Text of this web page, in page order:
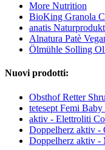
More Nutrition
BioKing Granola
anatis
Alnatura Patè
Ölmühle Solling
Nuovi prodotti:
Obsthof Retter
tetesept Femi
aktiv - Elettroliti
Doppelherz aktiv -
Doppelherz aktiv -